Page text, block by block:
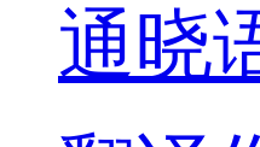
通晓